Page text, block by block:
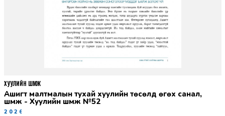
Ашигт малтмалын тухай хуулийн төсөлд өгөх санал,
шүүмж - Хуулийн шүүмж №52
2026-06-29
ХУУЛИЙН ШҮҮМЖ